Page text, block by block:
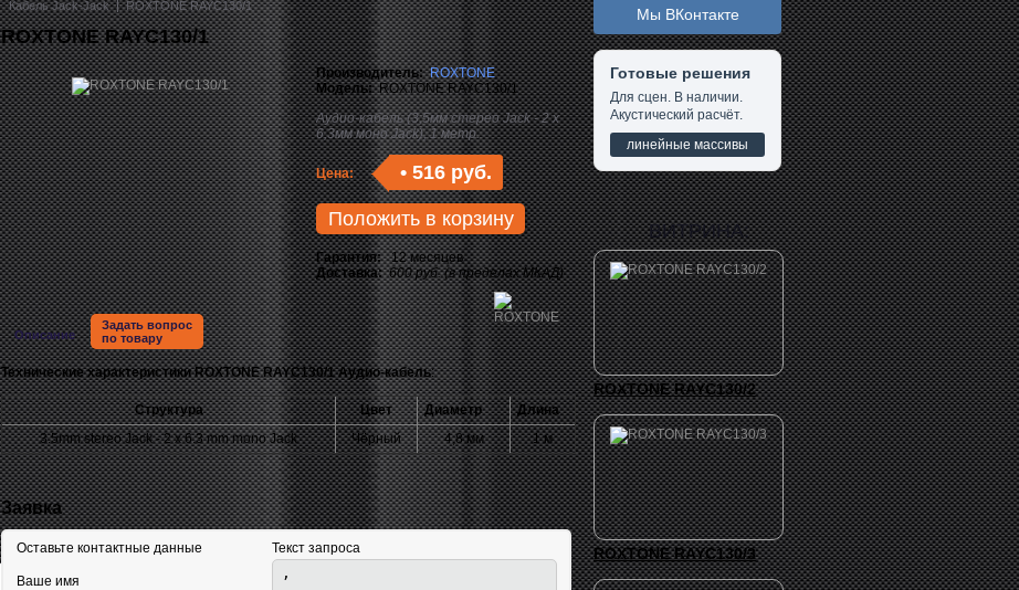
Кабель Jack-Jack
ROXTONE RAYC130/1
ROXTONE RAYC130/1
Производитель: ROXTONE
Модель:ROXTONE RAYC130/1
Аудио-кабель (3,5мм cтерео Jack - 2 х
6,3мм моно Jack), 1 метр.
Цена: • 516 руб.
Положить в корзину
Гарантия:12 месяцев
Доставка: 600 руб. (в пределах МКАД)
Описание
Задать вопрос
по товару
Технические характеристики ROXTONE RAYC130/1 Аудио-кабель:
Структура Цвет Диаметр
Длина
3.5mm stereo Jack - 2 x 6.3 mm mono Jack
Чёрный 4,8 мм 1 м
Заявка
Оставьте контактные данные
Ваше имя
Текст запроса
Мы ВКонтакте
Готовые решения
Для сцен. В наличии.
Акустический расчёт.
линейные массивы
ВИТРИНА:
ROXTONE RAYC130/2
ROXTONE RAYC130/3